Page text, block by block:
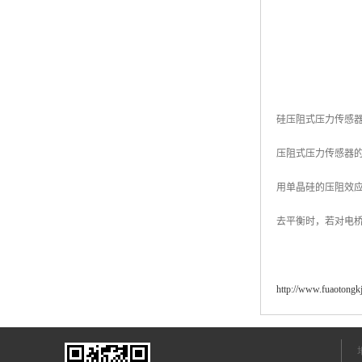
硅压阻式压力传感
压阻式压力传感器
用单晶硅的压阻效
去平衡时，若对电
http://